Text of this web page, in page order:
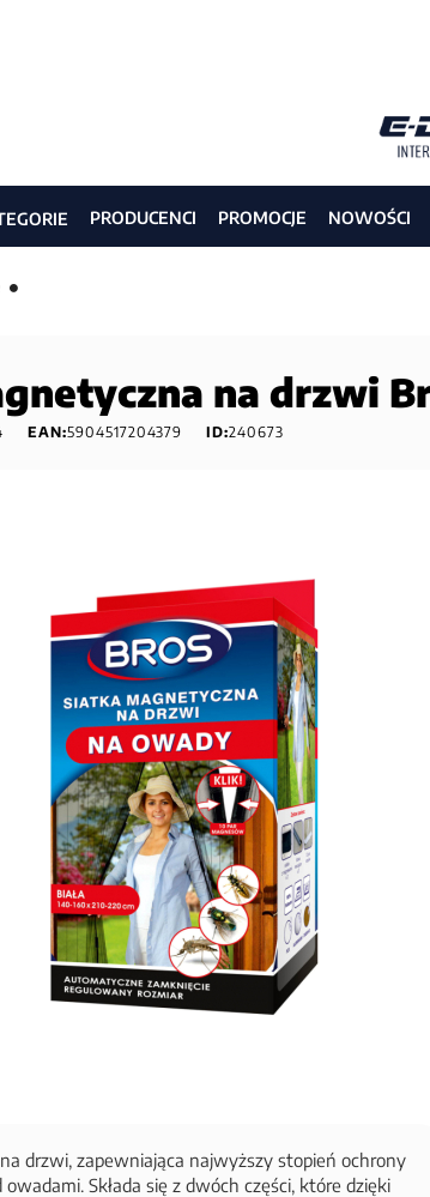
PRODUCENCI PROMOCJE NOWOŚCI
na drzwi
EAN:5904517204379 ID:240673
drzwi, zapewniająca najwyższy stopień ochrony
owadami. Składa się z dwóch części, które dzięki